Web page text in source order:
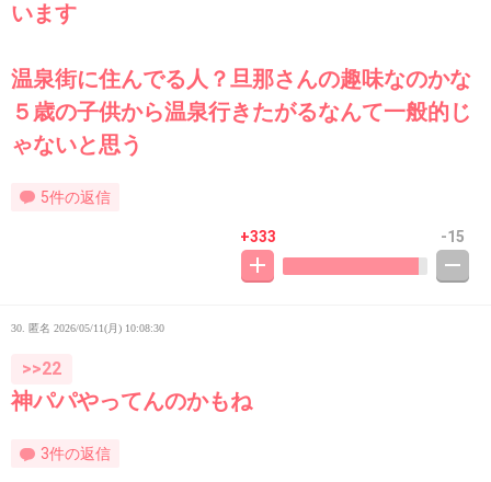
います
温泉街に住んでる人？旦那さんの趣味なのかな
５歳の子供から温泉行きたがるなんて一般的じ
ゃないと思う
5件の返信
+333 -15
30. 匿名 2026/05/11(月) 10:08:30
>>22
神パパやってんのかもね
3件の返信